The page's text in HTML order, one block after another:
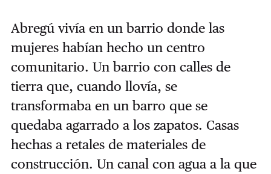
Abregú vivía en un barrio donde las
mujeres habían hecho un centro
comunitario. Un barrio con calles de
tierra que, cuando llovía, se
transformaba en un barro que se
quedaba agarrado a los zapatos. Casas
hechas a retales de materiales de
construcción. Un canal con agua a la que